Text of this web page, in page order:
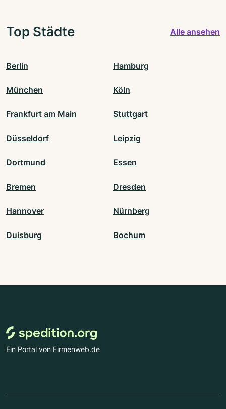
Top Städte Alle ansehen
Berlin Hamburg
München Köln
Frankfurt am Main Stuttgart
Düsseldorf Leipzig
Dortmund Essen
Bremen Dresden
Hannover Nürnberg
Duisburg Bochum
Ein Portal von Firmenweb.de